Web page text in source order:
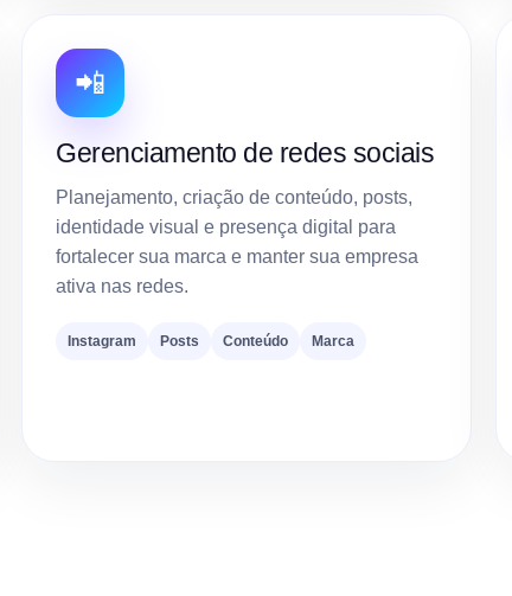
📲
Gerenciamento de redes sociais
Planejamento, criação de conteúdo, posts,
identidade visual e presença digital para
fortalecer sua marca e manter sua empresa
ativa nas redes.
Instagram Posts Conteúdo Marca